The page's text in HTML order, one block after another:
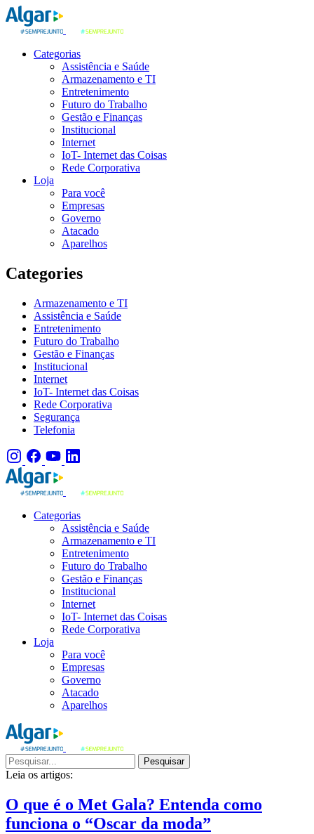
Categorias
Assistência e Saúde
Armazenamento e TI
Entretenimento
Futuro do Trabalho
Gestão e Finanças
Institucional
Internet
IoT- Internet das Coisas
Rede Corporativa
Loja
Para você
Empresas
Governo
Atacado
Aparelhos
Categories
Armazenamento e TI
Assistência e Saúde
Entretenimento
Futuro do Trabalho
Gestão e Finanças
Institucional
Internet
IoT- Internet das Coisas
Rede Corporativa
Segurança
Telefonia
Categorias
Assistência e Saúde
Armazenamento e TI
Entretenimento
Futuro do Trabalho
Gestão e Finanças
Institucional
Internet
IoT- Internet das Coisas
Rede Corporativa
Loja
Para você
Empresas
Governo
Atacado
Aparelhos
Pesquisar
Leia os artigos:
O que é o Met Gala? Entenda como
funciona o “Oscar da moda”